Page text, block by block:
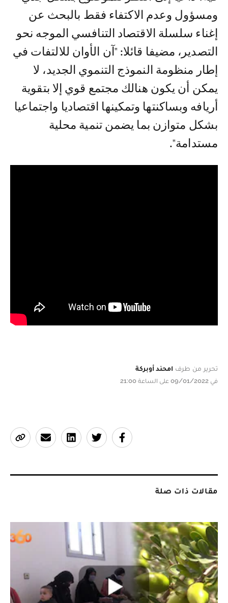
ومسؤول وعدم الاكتفاء فقط بالبحث عن
إغناء سلسلة الاقتصاد التنافسي الموجه نحو
التصدير، مضيفا قائلا: "آن الأوان للالتفات في
إطار منظومة النموذج التنموي الجديد، لا
يمكن أن يكون هنالك مجتمع قوي إلا بتقوية
أريافه وبساكنتها وتمكينها اقتصاديا واجتماعيا
بشكل متوازن بما يضمن تنمية محلية
مستدامة".
تحرير من طرف امحند أوبركة
في 09/01/2022 على الساعة 21:00
مقالات ذات صلة